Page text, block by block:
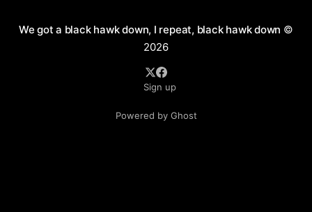
We got a black hawk down, I repeat, black hawk down ©
2026
Sign up
Powered by Ghost